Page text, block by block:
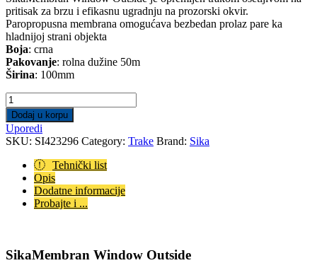
pritisak za brzu i efikasnu ugradnju na prozorski okvir.
Paropropusna membrana omogućava bezbedan prolaz pare ka
hladnijoj strani objekta
Boja: crna
Pakovanje: rolna dužine 50m
Širina: 100mm
SikaMembran
Window
Outside
100mm
(50m)
quantity
Dodaj u korpu
Uporedi
SKU: SI423296 Category: Trake Brand: Sika
Tehnički list
Opis
Dodatne informacije
Probajte i ...
SikaMembran Window Outside